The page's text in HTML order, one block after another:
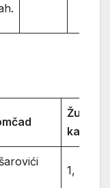
Žuti
kartoni
1,